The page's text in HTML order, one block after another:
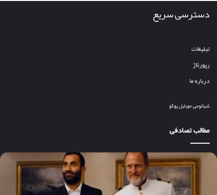
دسترسی سریع
تبلیغات
رپورتاژ
درباره ما
شیائومیموبایلپوکو
مطالب تصادفی